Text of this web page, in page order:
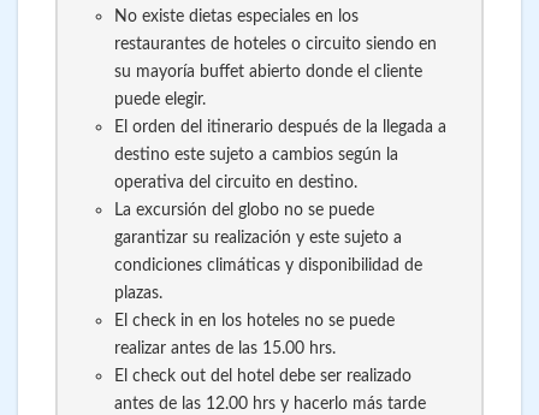
No existe dietas especiales en los
restaurantes de hoteles o circuito siendo en
su mayoría buffet abierto donde el cliente
puede elegir.
El orden del itinerario después de la llegada a
destino este sujeto a cambios según la
operativa del circuito en destino.
La excursión del globo no se puede
garantizar su realización y este sujeto a
condiciones climáticas y disponibilidad de
plazas.
El check in en los hoteles no se puede
realizar antes de las 15.00 hrs.
El check out del hotel debe ser realizado
antes de las 12.00 hrs y hacerlo más tarde